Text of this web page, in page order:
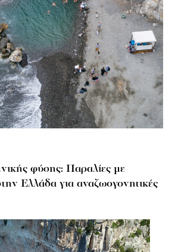
φύσης: Παραλίες με
Ελλάδα για αναζωογονητικές